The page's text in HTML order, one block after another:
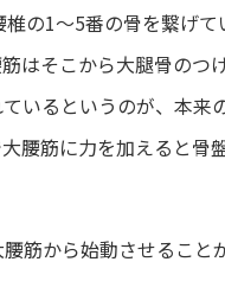
の1～5番の骨を繋げて
はそこから大腿骨のつ
いるというのが、本
腰筋に力を加えると骨
筋から始動させるこ